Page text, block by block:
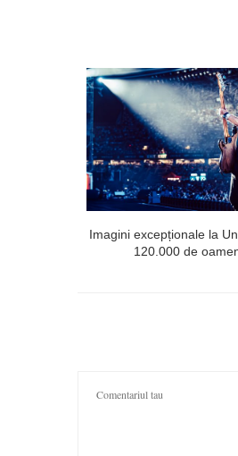
Imagini excepționale la
120.000 de